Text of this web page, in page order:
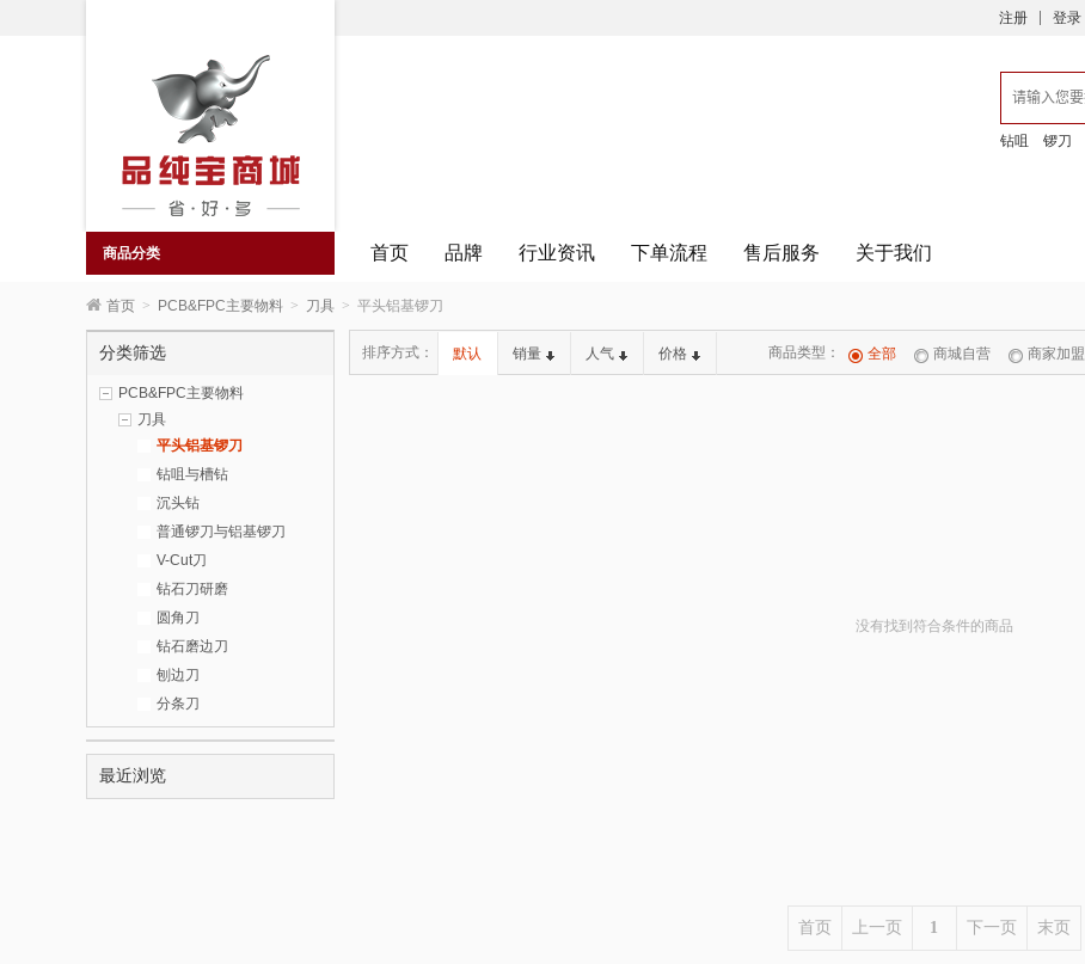
注册 登录
钻咀 锣刀
商品分类 首页 品牌 行业资讯 下单流程 售后服务 关于我们
首页 > PCB&FPC主要物料 > 刀具 > 平头铝基锣刀
分类筛选
PCB&FPC主要物料
刀具
平头铝基锣刀
钻咀与槽钻
沉头钻
普通锣刀与铝基锣刀
V-Cut刀
钻石刀研磨
圆角刀
钻石磨边刀
刨边刀
分条刀
最近浏览
排序方式： 默认 销量 人气 价格 商品类型： 全部 商城自营 商家加盟
没有找到符合条件的商品
首页 上一页 1 下一页 末页